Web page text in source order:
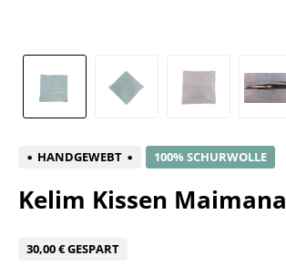
HANDGEWEBT 100% SCHURWOLLE
Kelim Kissen Maimana
30,00 € GESPART